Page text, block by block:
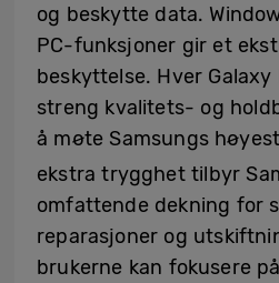
og beskytte data.
PC-funksjoner gir et
beskyttelse. Hver
streng kvalitets- og
å møte Samsungs
ekstra trygghet tilbyr
omfattende dekning for
reparasjoner og
brukerne kan fokusere